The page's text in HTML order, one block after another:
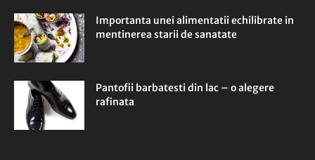
Importanta unei alimentatii echilibrate in
mentinerea starii de sanatate
Pantofii barbatesti din lac – o alegere
rafinata